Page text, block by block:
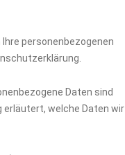
personenbezogenen
Daten sind
erläutert, welche Daten wir